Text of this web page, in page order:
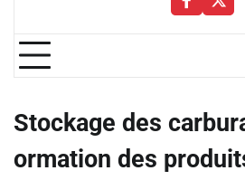
X
Stockage des
ormation des